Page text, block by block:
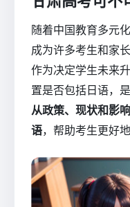
随着中国教育多元
成为许多考生和家
作为决定学生未来
置是否包括日语，
从政策、现状和影
语，帮助考生更好